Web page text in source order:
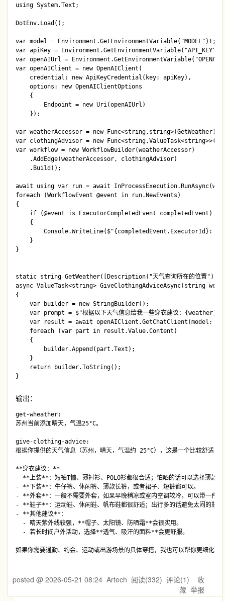
using System.Text;
DotEnv.Load();
var model = Environment.GetEnvironmentVariable("MODEL")!;
var apiKey =
var openAIUrl =
var openAIClient = new OpenAIClient(
    credential: new ApiKeyCredential(key: apiKey),
    options: new OpenAIClientOptions
    {
        Endpoint = new Uri(openAIUrl)
    });
var weatherAccessor = new
var clothingAdvisor = new
var workflow = new WorkflowBuilder(weatherAccessor)
    .AddEdge(weatherAccessor, clothingAdvisor)
    .Build();
await using var run = await
foreach (WorkflowEvent @event in run.NewEvents)
{
    if (@event is ExecutorCompletedEvent completedEvent)
    {
Console.WriteLine($"{completedEvent.ExecutorId}:
    }
}
static string GetWeather([Description("天气查询所在的位置")]
async ValueTask<string> GiveClothingAdviceAsync(string
{
    var builder = new StringBuilder();
    var prompt = $"根据以下天气信息给我一些穿衣建议：{weather}";
var result = await openAIClient.GetChatClient(model:
    foreach (var part in result.Value.Content)
    {
        builder.Append(part.Text);
    }
    return builder.ToString();
输出：
get-wheather:
苏州当前添加晴天，气温25°C。
give-clothing-advice:
根据你提供的天气信息（苏州，晴天，气温约 25°C），这是一个比较舒适、
**穿衣建议：**
- **上装**：短袖T恤、薄衬衫、POLO衫都很合适；怕晒的话可以选择薄款长
- **下装**：牛仔裤、休闲裤、薄款长裤，或者裙子、短裤都可以。
- **外套**：一般不需要外套，如果早晚稍凉或室内空调较冷，可以带一件
- **鞋子**：运动鞋、休闲鞋、帆布鞋都很舒适；出行多的话避免太闷的鞋。
- **其他建议**：
  - 晴天紫外线较强，**帽子、太阳镜、防晒霜**会很实用。
  - 若长时间户外活动，选择**透气、吸汗的面料**会更舒服。
posted @ 2026-05-21 08:24 Artech 阅读(332) 评论(1) 收
藏 举报